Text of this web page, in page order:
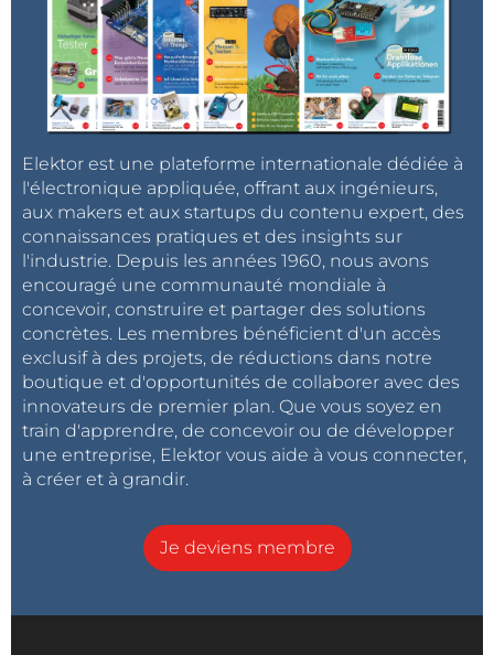
Elektor est une plateforme internationale dédiée à
l'électronique appliquée, offrant aux ingénieurs,
aux makers et aux startups du contenu expert, des
connaissances pratiques et des insights sur
l'industrie. Depuis les années 1960, nous avons
encouragé une communauté mondiale à
concevoir, construire et partager des solutions
concrètes. Les membres bénéficient d'un accès
exclusif à des projets, de réductions dans notre
boutique et d'opportunités de collaborer avec des
innovateurs de premier plan. Que vous soyez en
train d'apprendre, de concevoir ou de développer
une entreprise, Elektor vous aide à vous connecter,
à créer et à grandir.
Je deviens membre